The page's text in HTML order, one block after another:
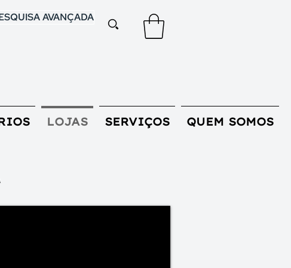
AVANÇADA
LOJAS SERVIÇOS QUEM SOMOS